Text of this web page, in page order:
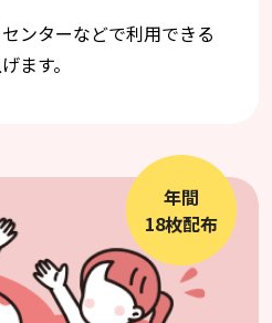
ンターなどで利用できる
ます。
年間
18枚配布